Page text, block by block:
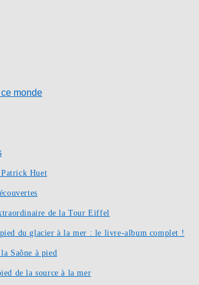
monde
Huet
de la Tour Eiffel
du glacier à la mer : le livre-album complet !
Saône à pied
de la source à la mer